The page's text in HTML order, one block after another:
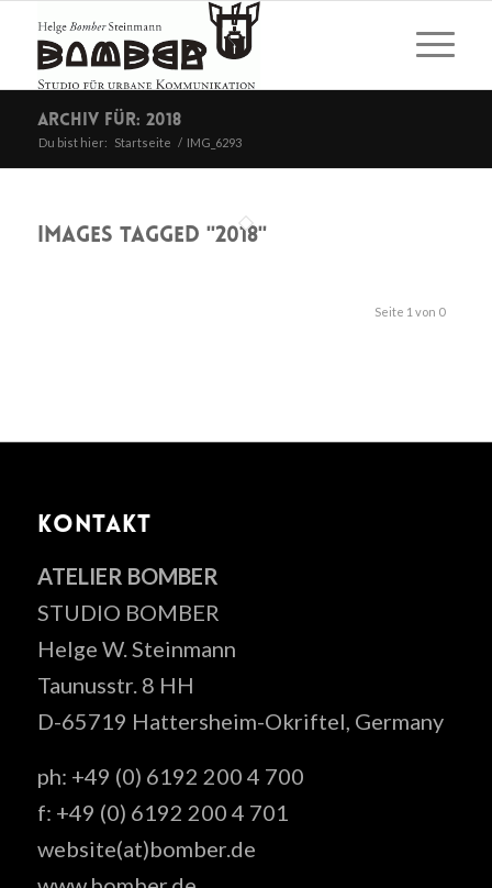
Archiv für: 2018
Du bist hier: Startseite / IMG_6293
Images tagged "2018"
Seite 1 von 0
KONTAKT
ATELIER BOMBER
STUDIO BOMBER
Helge W. Steinmann
Taunusstr. 8 HH
D-65719 Hattersheim-Okriftel, Germany
ph: +49 (0) 6192 200 4 700
f: +49 (0) 6192 200 4 701
website(at)bomber.de